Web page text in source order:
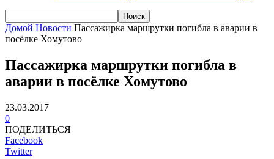
Домой Новости Пассажирка маршрутки погибла в аварии в
посёлке Хомутово
Пассажирка маршрутки погибла в
аварии в посёлке Хомутово
23.03.2017
0
ПОДЕЛИТЬСЯ
Facebook
Twitter